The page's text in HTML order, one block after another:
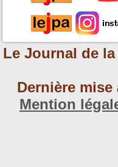
Le Journal de
Dernière mise
Mention